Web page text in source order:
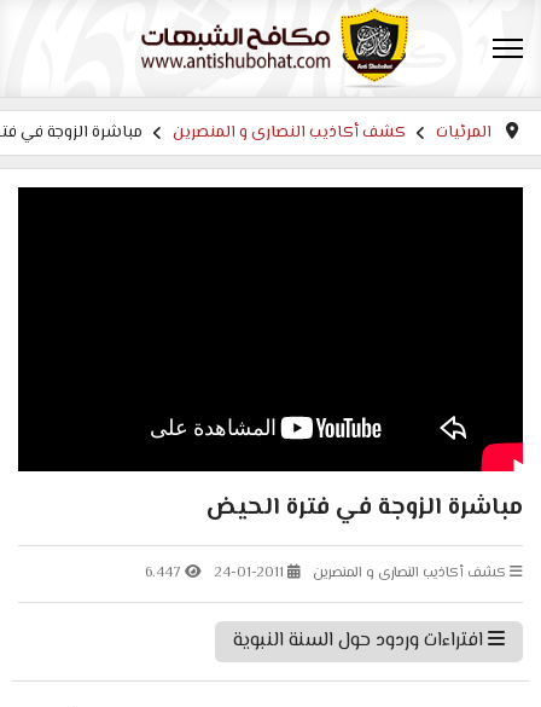
المرئيات كشف أكاذيب النصارى و المنصرين مباشرة الزوجة في
مباشرة الزوجة في فترة الحيض
كشف أكاذيب النصارى و المنصرين 24-01-2011
6.447
افتراءات وردود حول السنة النبوية